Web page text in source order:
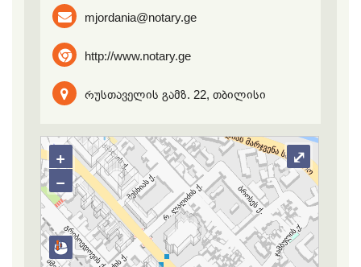
mjordania@notary.ge
http://www.notary.ge
რუსთაველის გამზ. 22, თბილისი
+
−
⤢